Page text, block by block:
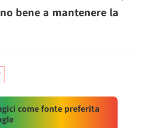
bene a mantenere la
come fonte preferita